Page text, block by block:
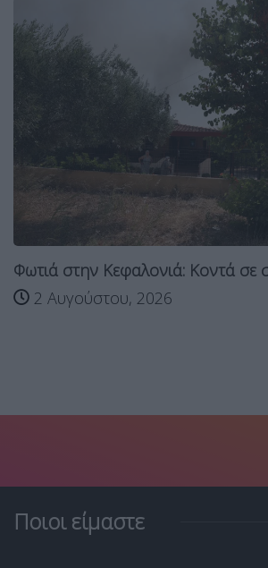
Φωτιά στην Κεφαλονιά: Κοντά σε
2 Αυγούστου, 2026
Ποιοι είμαστε